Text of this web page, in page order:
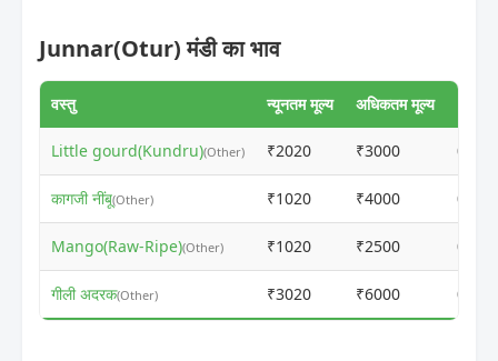
Junnar(Otur) मंडी का भाव
वस्तु न्यूनतम मूल्य अधिकतम मूल्य
Little gourd(Kundru)(Other) ₹2020 ₹3000 ⓘ
कागजी नींबू(Other) ₹1020 ₹4000 ⓘ
Mango(Raw-Ripe)(Other) ₹1020 ₹2500 ⓘ
गीली अदरक(Other) ₹3020 ₹6000 ⓘ